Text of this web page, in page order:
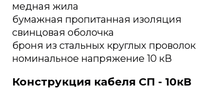
медная жила
бумажная пропитанная изоляция
свинцовая оболочка
броня из стальных круглых проволок
номинальное напряжение 10 кВ
Конструкция кабеля СП - 10кВ